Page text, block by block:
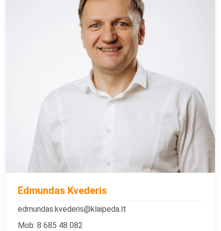
Edmundas Kvederis
edmundas.kvederis@klaipeda.lt
Mob: 8 685 48 082